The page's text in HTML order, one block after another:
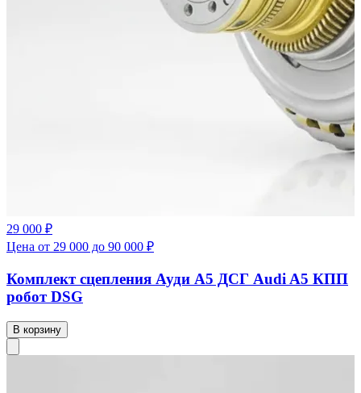
29 000 ₽
Цена от 29 000 до 90 000 ₽
Комплект сцепления Ауди А5 ДСГ Audi A5 КПП
робот DSG
В корзину